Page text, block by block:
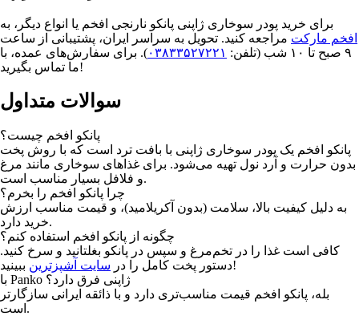
برای خرید پودر سوخاری ژاپنی پانکو نارنجی افخم یا انواع دیگر، به
افخم مارکت مراجعه کنید. تحویل به سراسر ایران، پشتیبانی از ساعت
۹ صبح تا ۱۰ شب (تلفن:
۰۳۸۳۳۵۲۷۲۲۱). برای سفارش‌های عمده، با
ما تماس بگیرید!
سوالات متداول
پانکو افخم چیست؟
پانکو افخم یک پودر سوخاری ژاپنی با بافت ترد است که با روش پخت
بدون حرارت و آرد نول تهیه می‌شود. برای غذاهای سوخاری مانند مرغ
و فلافل بسیار مناسب است.
چرا پانکو افخم را بخرم؟
به دلیل کیفیت بالا، سلامت (بدون آکریلامید)، و قیمت مناسب ارزش
خرید دارد.
چگونه از پانکو افخم استفاده کنم؟
کافی است غذا را در تخم‌مرغ و سپس در پانکو بغلتانید و سرخ کنید.
دستور پخت کامل را در سایت آشپزترین
ببینید!
با Panko ژاپنی فرق دارد؟
بله، پانکو افخم قیمت مناسب‌تری دارد و با ذائقه ایرانی سازگارتر
است.